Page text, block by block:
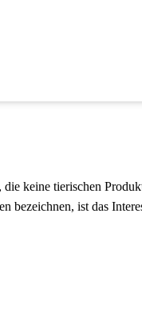
keine tierischen
bezeichnen, ist das